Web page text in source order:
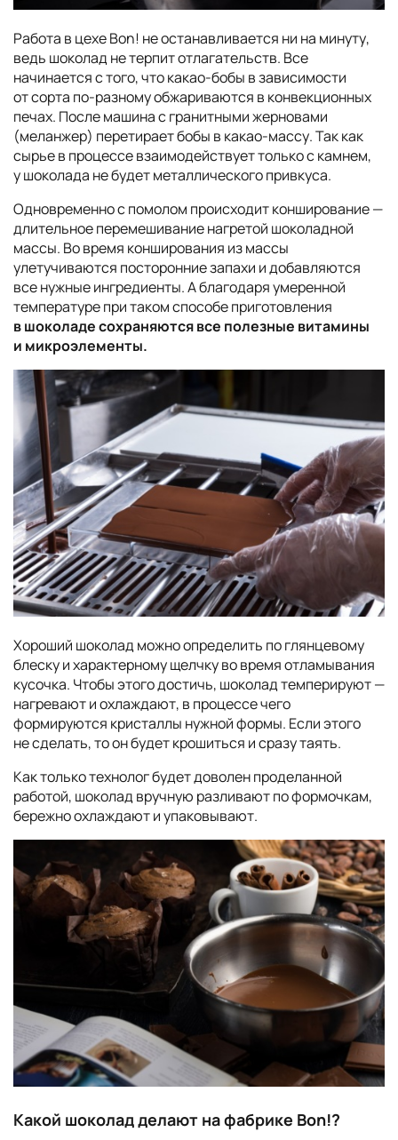
Работа в цехе Bon! не останавливается ни на минуту,
ведь шоколад не терпит отлагательств. Все
начинается с того, что какао-бобы в зависимости
от сорта по-разному обжариваются в конвекционных
печах. После машина с гранитными жерновами
(меланжер) перетирает бобы в какао-массу. Так как
сырье в процессе взаимодействует только с камнем,
у шоколада не будет металлического привкуса.
Одновременно с помолом происходит конширование —
длительное перемешивание нагретой шоколадной
массы. Во время конширования из массы
улетучиваются посторонние запахи и добавляются
все нужные ингредиенты. А благодаря умеренной
температуре при таком способе приготовления
в шоколаде сохраняются все полезные витамины
и микроэлементы.
Хороший шоколад можно определить по глянцевому
блеску и характерному щелчку во время отламывания
кусочка. Чтобы этого достичь, шоколад темперируют —
нагревают и охлаждают, в процессе чего
формируются кристаллы нужной формы. Если этого
не сделать, то он будет крошиться и сразу таять.
Как только технолог будет доволен проделанной
работой, шоколад вручную разливают по формочкам,
бережно охлаждают и упаковывают.
Какой шоколад делают на фабрике Bon!?